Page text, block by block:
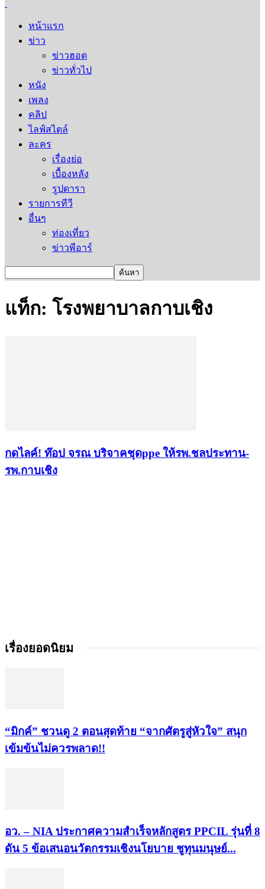
หน้าแรก
ข่าว
ข่าวฮอต
ข่าวทั่วไป
หนัง
เพลง
คลิป
ไลฟ์สไตล์
ละคร
เรื่องย่อ
เบื้องหลัง
รูปดารา
รายการทีวี
อื่นๆ
ท่องเที่ยว
ข่าวพีอาร์
แท็ก: โรงพยาบาลกาบเชิง
กดไลค์! ท๊อป จรณ บริจาคชุดppe ให้รพ.ชลประทาน-
รพ.กาบเชิง
เรื่องยอดนิยม
“มิกค์” ชวนดู 2 ตอนสุดท้าย “จากศัตรูสู่หัวใจ” สนุก
เข้มข้นไม่ควรพลาด!!
อว. – NIA ประกาศความสำเร็จหลักสูตร PPCIL รุ่นที่ 8
ดัน 5 ข้อเสนอนวัตกรรมเชิงนโยบาย ชูทุนมนุษย์...